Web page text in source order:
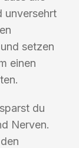
unversehrt
setzen
einen
du
Nerven.